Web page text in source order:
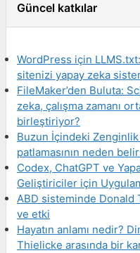
Güncel katkılar
WordPress için
sitenizi yapay zeka
FileMaker’den Buluta:
zeka, çalışma zamanı
birleştiriyor?
Buzun İçindeki Zenginlik
patlamasının neden
Codex, ChatGPT ve
Geliştiriciler için
ABD sisteminde Donald
ve etki
Hayatın anlamı nedir?
Thielicke arasında bir